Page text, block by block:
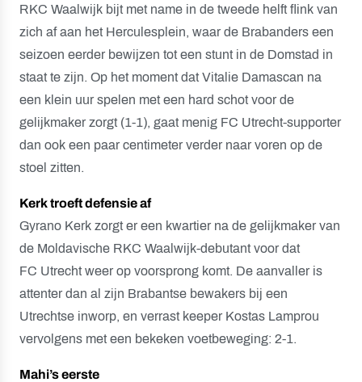
RKC Waalwijk bijt met name in de tweede helft flink van
zich af aan het Herculesplein, waar de Brabanders een
seizoen eerder bewijzen tot een stunt in de Domstad in
staat te zijn. Op het moment dat Vitalie Damascan na
een klein uur spelen met een hard schot voor de
gelijkmaker zorgt (1-1), gaat menig FC Utrecht-supporter
dan ook een paar centimeter verder naar voren op de
stoel zitten.
Kerk troeft defensie af
Gyrano Kerk zorgt er een kwartier na de gelijkmaker van
de Moldavische RKC Waalwijk-debutant voor dat
FC Utrecht weer op voorsprong komt. De aanvaller is
attenter dan al zijn Brabantse bewakers bij een
Utrechtse inworp, en verrast keeper Kostas Lamprou
vervolgens met een bekeken voetbeweging: 2-1.
Mahi’s eerste